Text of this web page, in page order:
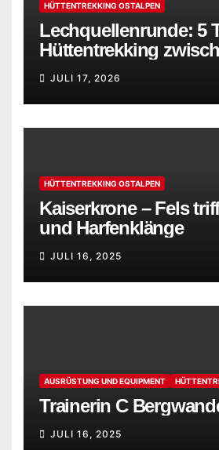
HÜTTENTREKKING OSTALPEN
Lechquellenrunde: 5
Hüttentrekking
Bregenzerwald und
Alpen
JULI 17, 2026
HÜTTENTREKKING OSTALPEN
Kaiserkrone – Fels
und Harfenklänge
JULI 16, 2025
AUSRÜSTUNG UND EQUIPMENT
Trainerin C
JULI 16, 2025